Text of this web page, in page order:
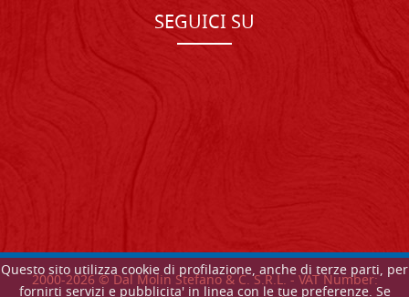
Questo sito utilizza cookie di profilazione, anche di terze parti, per
SEGUICI SU
2000-2026© Dal Molin Stefano & C. S.R.L. - VAT Number: